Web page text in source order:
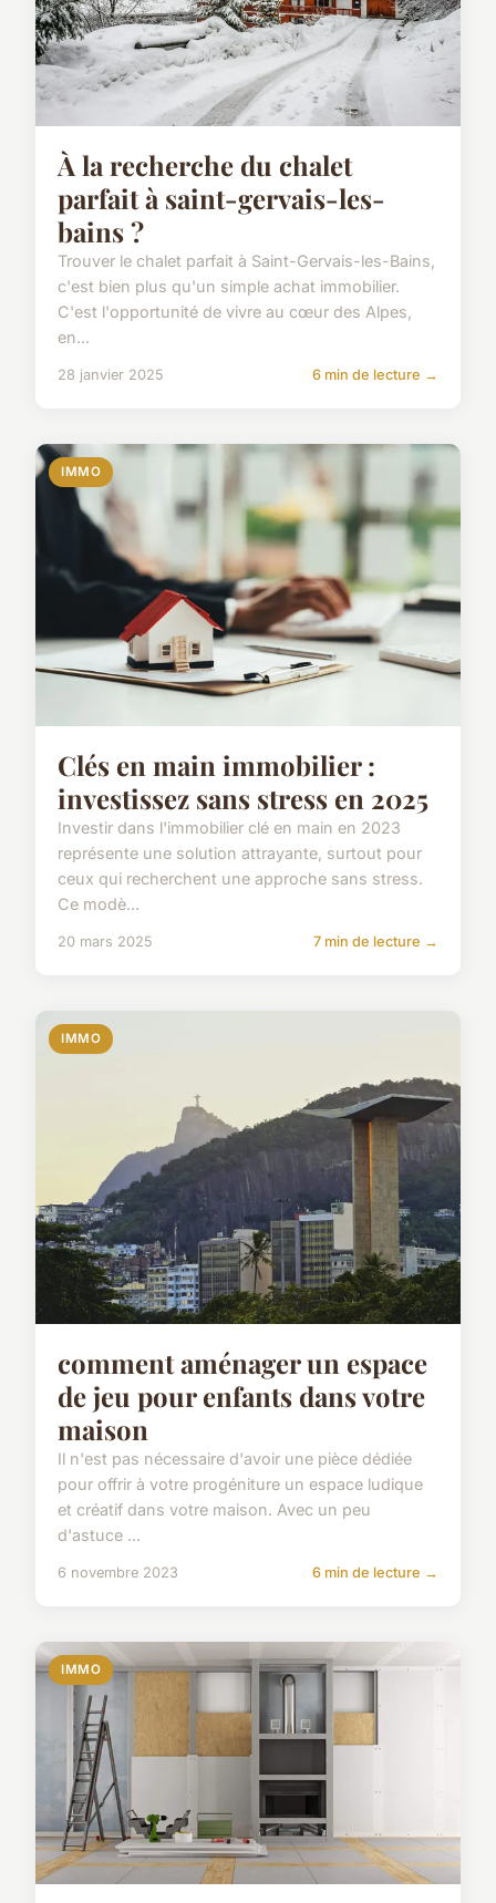
À la recherche du chalet
parfait à saint-gervais-les-
bains ?
Trouver le chalet parfait à Saint-Gervais-les-Bains,
c'est bien plus qu'un simple achat immobilier.
C'est l'opportunité de vivre au cœur des Alpes,
en...
28 janvier 2025 6 min de lecture →
IMMO
Clés en main immobilier :
investissez sans stress en 2025
Investir dans l'immobilier clé en main en 2023
représente une solution attrayante, surtout pour
ceux qui recherchent une approche sans stress.
Ce modè...
20 mars 2025 7 min de lecture →
IMMO
comment aménager un espace
de jeu pour enfants dans votre
maison
Il n'est pas nécessaire d'avoir une pièce dédiée
pour offrir à votre progéniture un espace ludique
et créatif dans votre maison. Avec un peu
d'astuce ...
6 novembre 2023 6 min de lecture →
IMMO